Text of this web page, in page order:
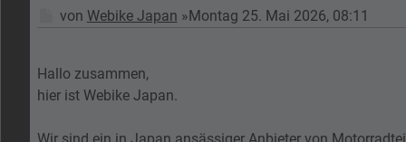
Beitrag
von Webike Japan »Montag 25. Mai 2026, 08:11
Hallo zusammen,
hier ist Webike Japan.
Wir sind ein in Japan ansässiger Anbieter von